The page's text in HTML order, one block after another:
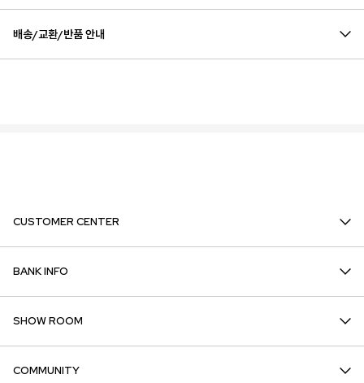
배송/교환/반품 안내
CUSTOMER CENTER
BANK INFO
SHOW ROOM
COMMUNITY